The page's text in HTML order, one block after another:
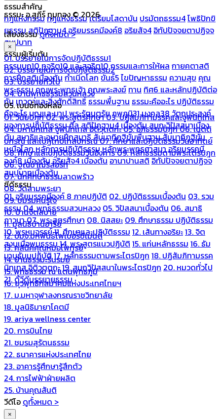
ธรรมสำคัญ
กฎแห่งกรรมกฎแห่งธรรมเตรียมโสดาบัน ปรมัตถธรรม4โพธิปักขิ
ยธรรมสติปัฏฐาน4อริยมรรคมีองค์8 อริยสัจ4 อิทัปปัจจยตาปฏิจจ
สมุปบาท
ธรรมผู้เริ่มต้น
กรรมบถ10 ทุจริต10 และสุจริต10กรรมและการให้ผล กายคตาสติ
การฝึกสติเบื้องต้นกำเนิดโลกขันธ์5ไขปัญหาธรรม ความสุข คุณ
พระธรรมคุณพระพุทธเจ้าคุณพระสงฆ์ ทาน ทิศ6 และหลักปฏิบัติต่อ
กันเทวดาและสิ่งศักดิ์สิทธิ์ธรรมพื้นฐาน ธรรมะคืออะไร ปฏิบัติธรรม
คืออะไรบุญและบาปพระรัตนตรัยภพภูมิ31 มงคล38 วัตถุประสงค์
ของการปฏิบัติธรรมศีลสติปัฏฐาน4 เบื้องต้นสมถะวิปัสสนาเบื้อง
ต้นสมาธิและอุบายฝึกสมาธิสัมมาทิฏฐิขั้นพื้นฐานสัมมาทิฏฐิขั้น
เหนือโลกหลักการปฏิบัติธรรมหลักพระพุทธศาสนาอริยมรรคมี
องค์8 เบื้องต้นอริยสัจ4 เบื้องต้นอานาปานสติอิทัปปัจจยตาปฏิจจ
สมุปบาทเบื้องต้น
ซีดีธรรม
01. อริยมรรคมีองค์ 8 ภาคปฏิบัติ 02. ปฏิบัติธรรมเบื้องต้น 03. รวม
ธรรม04. พุทธธรรมสวนหลวง 05. วิปัสสนาเบื้องต้น 06. สมาธิ
ภาวนา07. พระสูตรศึกษา 08. นิสสยะ 09. ศึกษาธรรม ปฏิบัติธรรม
10. พรหมจรรย์11. ศึกษาและปฏิบัติธรรม 12. เส้นทางอริยะ13. จิต
สงบเมื่อพบธรรม14. พระสูตรแนวปฏิบัติ 15. แก่นหลักธรรม 16. ธัม
มานุธัมมปฏิบัติ17. หลักธรรมตามพระไตรปิฎก 18. ปฏิสัมภิทามรรค
นิทเทส อิติวุตตกะ19. สมถวิปัสสนาในพระไตรปิฎก 20. หมวดทั่วไป
21. ดีวีดีบรรยายธรรม
ธรรมะ อ.สุภีร์ ทุมทอง © 2026
เสียงธรรมดูทั้งหมด >
×
01. บรรยายในการจัดปฏิบัติธรรม1
02. บรรยายในการจัดปฏิบัติธรรม2
03. บรรยายทั่วไป
04. บ้านพุทธธรรมสวนหลวง
05. เบนซ์ทองหล่อ
01. วินัยปิฎก02. พระสูตรศึกษา03. ปฏิสัมภิทามรรคและจูฬนิทเทส
04. มหานิทเทส จูฬนิทเทส อิติวุตตกะ05. อภิธรรมปิฎก06. เนตติ
ปกรณ์ และเปฏโกปเทสปกรณ์07. ศึกษาและปฏิบัติธรรมวันอาทิตย์
08. ศึกษาและปฏิบัติธรรมวันอังคาร09. หลักธรรมตามพระไตรปิฎก
06. ฐณิชาฌ์รีสอร์ท
07. นักศึกษาธรรมลาดพร้าว
08. วัดสามพระยา
09. ชมรมคนรู้ใจ
10. บ้านจิตสบาย
11. มูลนิธิบ้านอารีย์
12. บมจ.มหพันธ์ไฟเบอร์ซีเมนต์
13. คลีนิคคุณหมอไพทูรย์
14. บ้านธรรมะรื่นรมย์
15. พุทธธรรม ณ แดนพุทธภูมิ
16. ยุวพุทธิกสมาคมแห่งประเทศไทยฯ
17. ม.มหาจุฬาลงกรณราชวิทยาลัย
18. มูลนิธิมายาโคตมี
19. ariya wellness center
20. การบินไทย
21. ชมรมสุรัตนธรรม
22. ธนาคารแห่งประเทศไทย
23. อาคารรู้ศึกษารู้สึกตัว
24. การไฟฟ้าฝ่ายผลิต
25. บ้านคุณสันติ
วีดีโอ ดูทั้งหมด >
×